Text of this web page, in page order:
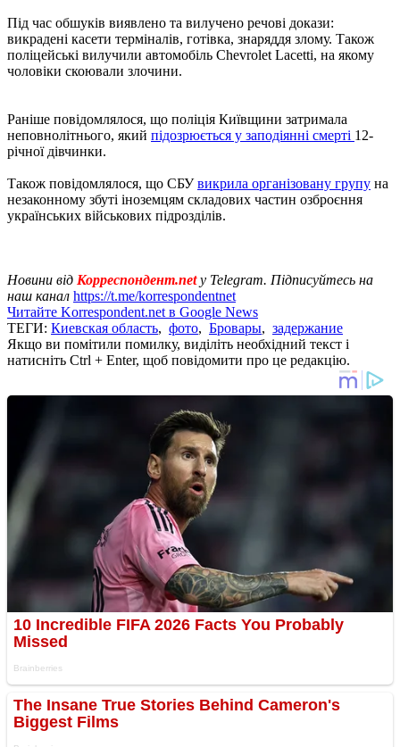
Під час обшуків виявлено та вилучено речові докази:
викрадені касети терміналів, готівка, знаряддя злому. Також
поліцейські вилучили автомобіль Chevrolet Lacetti, на якому
чоловіки скоювали злочини.
Раніше повідомлялося, що поліція Київщини затримала
неповнолітнього, який підозрюється у заподіянні смерті 12-
річної дівчинки.
Також повідомлялося, що СБУвикрила організовану групу на
незаконному збуті іноземцям складових частин озброєння
українських військових підрозділів.
Новини від Корреспондент.net у Telegram. Підписуйтесь на
наш канал https://t.me/korrespondentnet
Читайте Korrespondent.net в Google News
ТЕГИ: Киевская область, фото, Бровары, задержание
Якщо ви помітили помилку, виділіть необхідний текст і
натисніть Ctrl + Enter, щоб повідомити про це редакцію.